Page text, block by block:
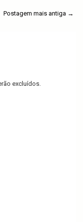
Postagem mais antiga →
excluídos.